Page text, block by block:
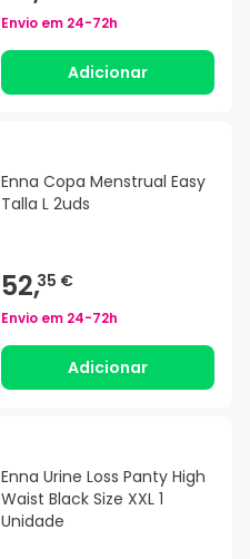
Envio em 24-72h
Adicionar
Enna Copa Menstrual Easy
Talla L 2uds
52,35 €
Envio em 24-72h
Adicionar
Enna Urine Loss Panty High
Waist Black Size XXL 1
Unidade